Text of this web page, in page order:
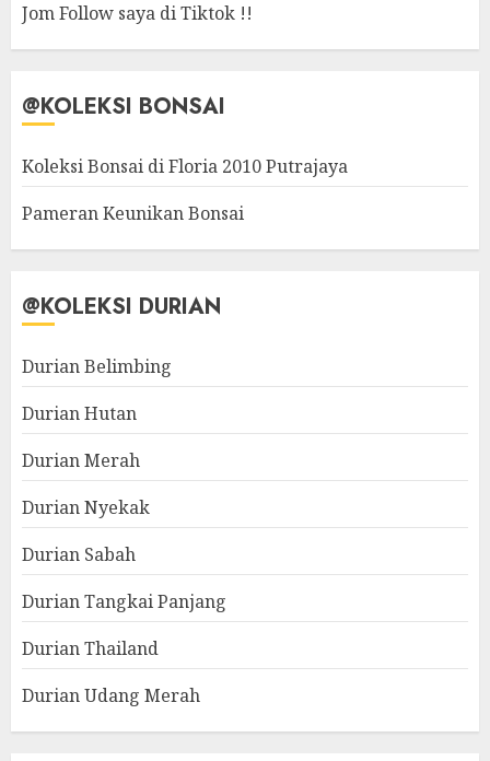
Jom Follow saya di Tiktok !!
@KOLEKSI BONSAI
Koleksi Bonsai di Floria 2010 Putrajaya
Pameran Keunikan Bonsai
@KOLEKSI DURIAN
Durian Belimbing
Durian Hutan
Durian Merah
Durian Nyekak
Durian Sabah
Durian Tangkai Panjang
Durian Thailand
Durian Udang Merah